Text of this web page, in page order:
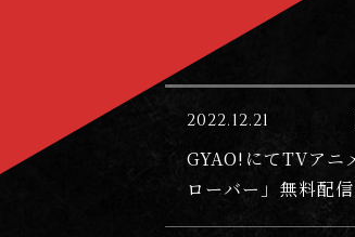
2022.12.21
GYAO!にてTVアニ
ローバー」無料配信